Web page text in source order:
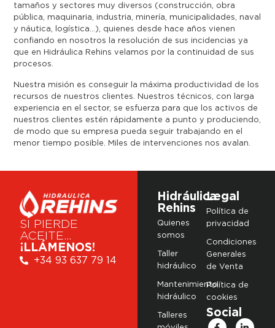
tamaños y sectores muy diversos (construcción, obra
pública, maquinaria, industria, minería, municipalidades, naval
y náutica, logística…), quienes desde hace años vienen
confiando en nosotros la resolución de sus incidencias ya
que en Hidráulica Rehins velamos por la continuidad de sus
procesos.
Nuestra misión es conseguir la máxima productividad de los
recursos de nuestros clientes. Nuestros técnicos, con larga
experiencia en el sector, se esfuerza para que los activos de
nuestros clientes estén rápidamente a punto y produciendo,
de modo que su empresa pueda seguir trabajando en el
menor tiempo posible. Miles de intervenciones nos avalan.
SI PIERDE
ACEITE…
¡LLÁMENOS!
+34 93 637 79 14
Hidráulica
Rehins
Quienes
somos
Taller
hidráulico
Mantenimiento
hidráulico
Talleres
Legal
Política de
privacidad
Condiciones
Generales
de Venta
Política de
cookies
Social